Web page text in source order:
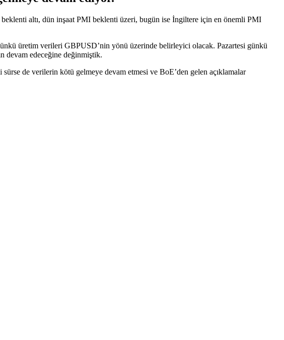
altı, dün inşaat PMI beklenti üzeri, bugün ise İngiltere için en önemli PMI
üretim verileri GBPUSD’nin yönü üzerinde belirleyici olacak. Pazartesi günkü
devam edeceğine değinmiştik.
de verilerin kötü gelmeye devam etmesi ve BoE’den gelen açıklamalar